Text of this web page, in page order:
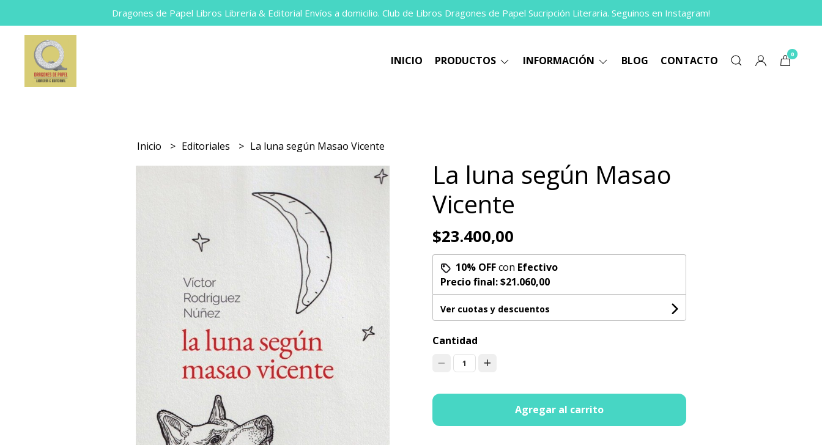
Dragones de Papel Libros Librería & Editorial Envíos a domicilio. Club de Libros Dragones de Papel Sucripción Literaria. Seguinos en Instagram!
INICIO PRODUCTOS INFORMACIÓN BLOG CONTACTO 0
Inicio Editoriales La luna según Masao Vicente
La luna según Masao
Vicente
$23.400,00
10% OFFcon Efectivo
Precio final:$21.060,00
Ver cuotas y descuentos
Cantidad
1
Agregar al carrito